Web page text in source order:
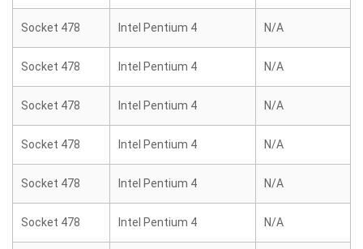
Socket 478 Intel Pentium 4 N/A
Socket 478 Intel Pentium 4 N/A
Socket 478 Intel Pentium 4 N/A
Socket 478 Intel Pentium 4 N/A
Socket 478 Intel Pentium 4 N/A
Socket 478 Intel Pentium 4 N/A